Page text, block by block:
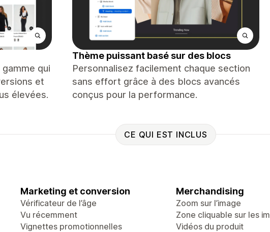
qui
et
élevées.
Thème puissant basé sur des blocs
Personnalisez facilement chaque section
sans effort grâce à des blocs avancés
conçus pour la performance.
CE QUI EST INCLUS
Marketing et conversion
Vérificateur de l’âge
Vu récemment
Vignettes promotionnelles
Merchandising
Zoom sur l’image
Zone cliquable sur les
Vidéos du produit